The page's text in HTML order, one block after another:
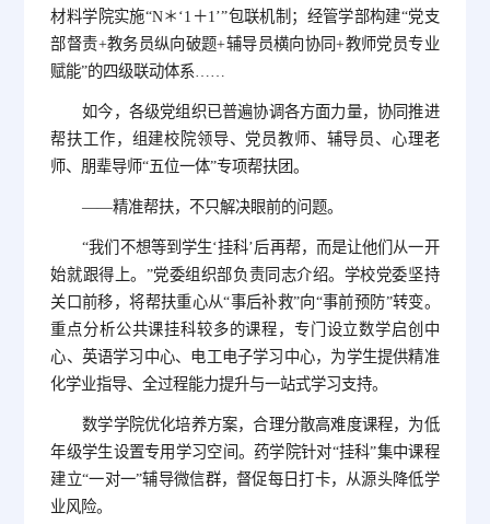
材料学院实施“N＊‘1＋1’”包联机制；经管学部构建“党支
部督责+教务员纵向破题+辅导员横向协同+教师党员专业
赋能”的四级联动体系……
如今，各级党组织已普遍协调各方面力量，协同推进
帮扶工作，组建校院领导、党员教师、辅导员、心理老
师、朋辈导师“五位一体”专项帮扶团。
——精准帮扶，不只解决眼前的问题。
“我们不想等到学生‘挂科’后再帮，而是让他们从一开
始就跟得上。”党委组织部负责同志介绍。学校党委坚持
关口前移，将帮扶重心从“事后补救”向“事前预防”转变。
重点分析公共课挂科较多的课程，专门设立数学启创中
心、英语学习中心、电工电子学习中心，为学生提供精准
化学业指导、全过程能力提升与一站式学习支持。
数学学院优化培养方案，合理分散高难度课程，为低
年级学生设置专用学习空间。药学院针对“挂科”集中课程
建立“一对一”辅导微信群，督促每日打卡，从源头降低学
业风险。